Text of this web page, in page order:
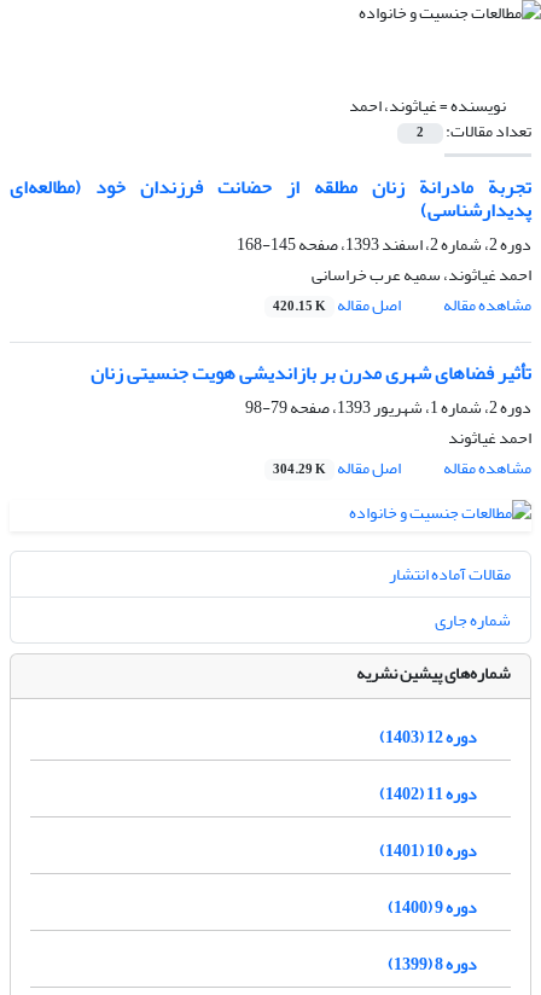
نویسنده =غیاثوند، احمد
تعداد مقالات: 2
تجربة مادرانة زنان مطلقه از حضانت فرزندان خود (مطالعه‌ای
پدیدارشناسی)
دوره 2، شماره 2، اسفند 1393، صفحه
145-168
احمد غیاثوند، سمیه عرب خراسانی
مشاهده مقاله
اصل مقاله 420.15 K
تأثیر فضاهای شهری مدرن بر بازاندیشی هویت جنسیتی زنان
دوره 2، شماره 1، شهریور 1393، صفحه
79-98
احمد غیاثوند
مشاهده مقاله
اصل مقاله 304.29 K
مقالات آماده انتشار
شماره جاری
شماره‌های پیشین نشریه
دوره 12 (1403)
دوره 11 (1402)
دوره 10 (1401)
دوره 9 (1400)
دوره 8 (1399)